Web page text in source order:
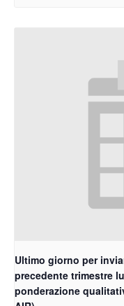
Ultimo giorno per
precedente trimestre
ponderazione